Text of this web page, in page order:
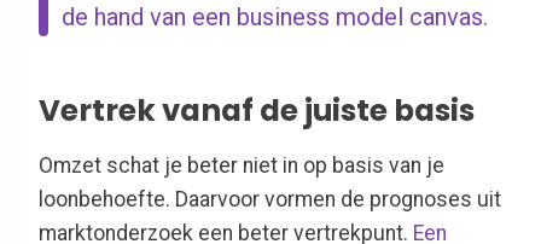
de hand van een business model canvas.
Vertrek vanaf de juiste basis
Omzet schat je beter niet in op basis van je
loonbehoefte. Daarvoor vormen de prognoses uit
marktonderzoek een beter vertrekpunt. Een